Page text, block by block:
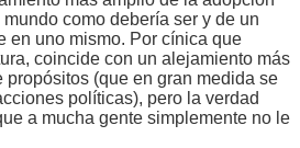
como debería ser y de un
en uno mismo. Por cínica que
coincide con un alejamiento más
(que en gran medida se
políticas), pero la verdad
a mucha gente simplemente no le